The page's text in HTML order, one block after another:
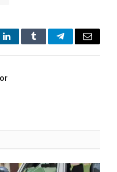
LinkedInTumblrTelegramEmail